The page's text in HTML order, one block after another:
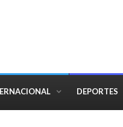
DEPORTES